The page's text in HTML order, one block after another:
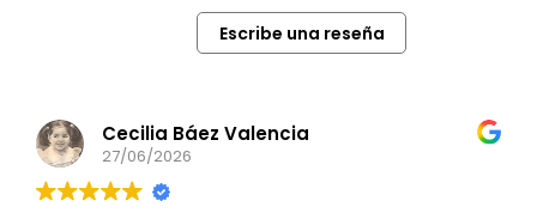
Escribe una reseña
Cecilia Báez Valencia
27/06/2026